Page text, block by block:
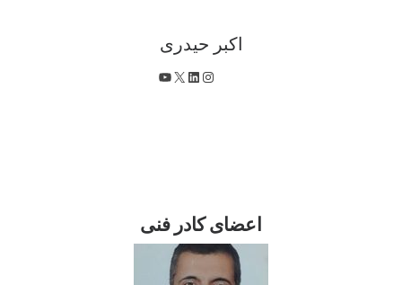
اکبر حیدری
اینستاگرم
لینکداین
X یوتیوب
اعضای کادر فنی